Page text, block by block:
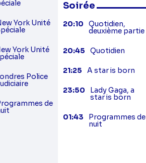
York Unité
York Unité
Police
de
Soirée
20:10 Quotidien,
deuxième partie
20:45 Quotidien
21:25 A star is born
23:50 Lady Gaga, a
star is born
01:43 Programmes de
nuit